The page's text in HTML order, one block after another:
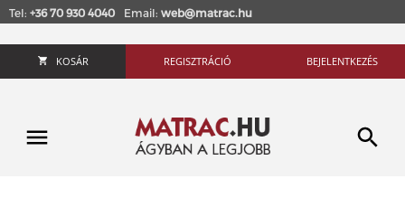
Tel: +36 70 930 4040 Email: web@matrac.hu
KOSÁR REGISZTRÁCIÓ BEJELENTKEZÉS